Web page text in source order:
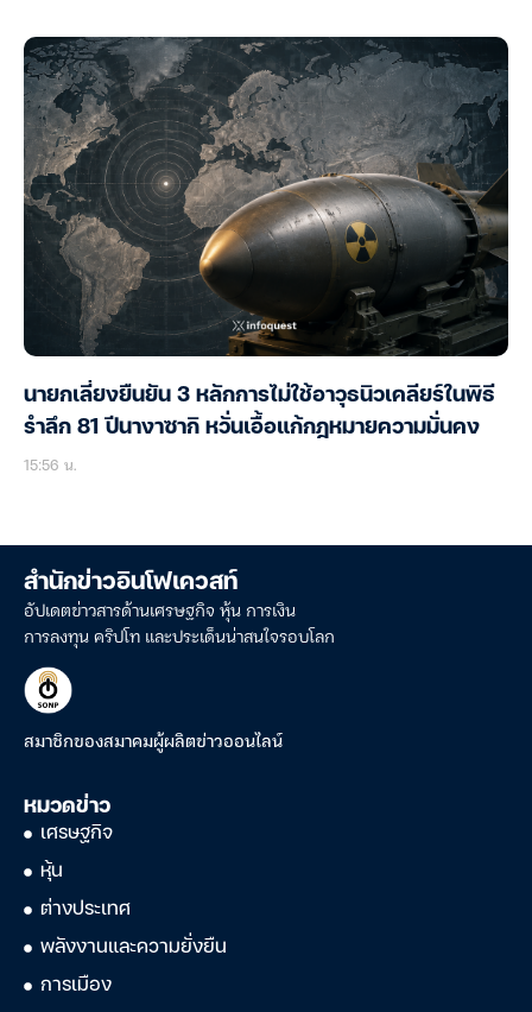
นายกเลี่ยงยืนยัน 3 หลักการไม่ใช้อาวุธนิวเคลียร์ในพิธี
รำลึก 81 ปีนางาซากิ หวั่นเอื้อแก้กฎหมายความมั่นคง
15:56 น.
สำนักข่าวอินโฟเควสท์
อัปเดตข่าวสารด้านเศรษฐกิจ หุ้น การเงิน
การลงทุน คริปโท และประเด็นน่าสนใจรอบโลก
สมาชิกของสมาคมผู้ผลิตข่าวออนไลน์
หมวดข่าว
เศรษฐกิจ
หุ้น
ต่างประเทศ
พลังงานและความยั่งยืน
การเมือง